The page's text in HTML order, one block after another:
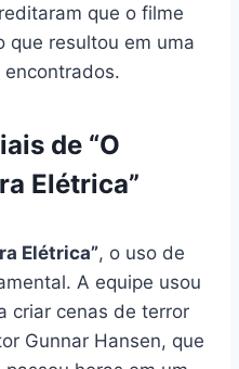
que o filme
que resultou em uma
de “O
Elétrica”
Elétrica”, o uso de
A equipe usou
criar cenas de terror
Gunnar Hansen, que